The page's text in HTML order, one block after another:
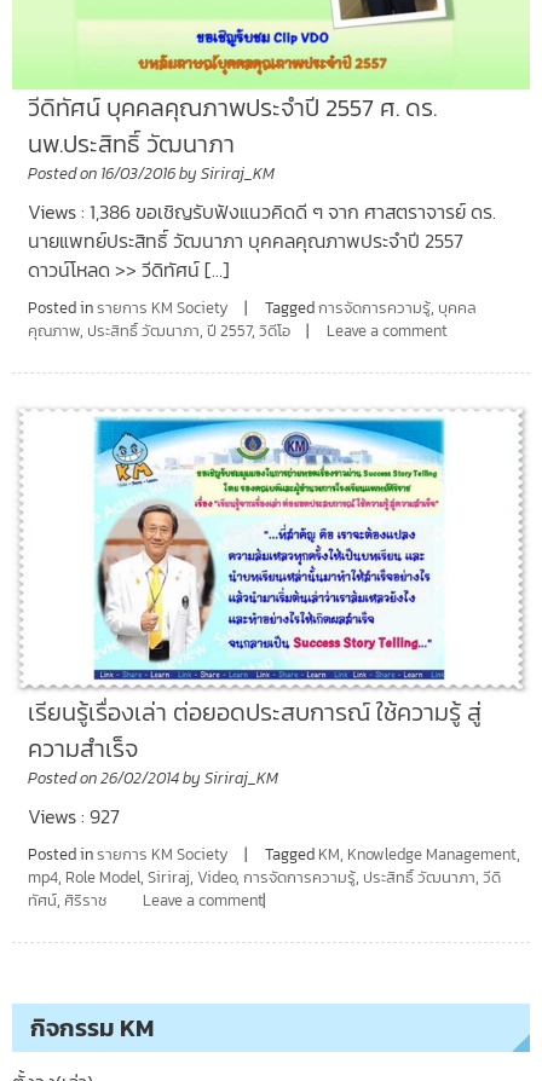
วีดิทัศน์ บุคคลคุณภาพประจำปี 2557 ศ. ดร.
นพ.ประสิทธิ์ วัฒนาภา
Posted on 16/03/2016by Siriraj_KM
Views : 1,386 ขอเชิญรับฟังแนวคิดดี ๆ จาก ศาสตราจารย์ ดร.
นายแพทย์ประสิทธิ์ วัฒนาภา บุคคลคุณภาพประจำปี 2557
ดาวน์โหลด >> วีดิทัศน์ […]
Posted inรายการ KM Society Taggedการจัดการความรู้, บุคคล
คุณภาพ, ประสิทธิ์ วัฒนาภา, ปี 2557, วิดีโอ Leave a comment
เรียนรู้เรื่องเล่า ต่อยอดประสบการณ์ ใช้ความรู้ สู่
ความสำเร็จ
Posted on26/02/2014by Siriraj_KM
Views : 927
Posted inรายการ KM Society Tagged KM, Knowledge Management,
mp4, Role Model, Siriraj, Video, การจัดการความรู้, ประสิทธิ์ วัฒนาภา, วีดิ
ทัศน์, ศิริราช Leave a comment
กิจกรรม KM